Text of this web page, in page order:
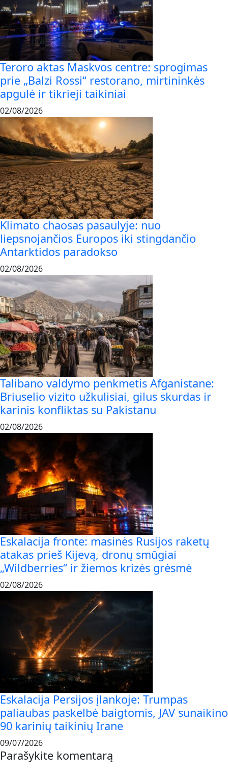
Teroro aktas Maskvos centre: sprogimas
prie „Balzi Rossi“ restorano, mirtininkės
apgulė ir tikrieji taikiniai
02/08/2026
Klimato chaosas pasaulyje: nuo
liepsnojančios Europos iki stingdančio
Antarktidos paradokso
02/08/2026
Talibano valdymo penkmetis Afganistane:
Briuselio vizito užkulisiai, gilus skurdas ir
karinis konfliktas su Pakistanu
02/08/2026
Eskalacija fronte: masinės Rusijos raketų
atakas prieš Kijevą, dronų smūgiai
„Wildberries“ ir žiemos krizės grėsmė
02/08/2026
Eskalacija Persijos įlankoje: Trumpas
paliaubas paskelbė baigtomis, JAV sunaikino
90 karinių taikinių Irane
09/07/2026
Parašykite komentarą